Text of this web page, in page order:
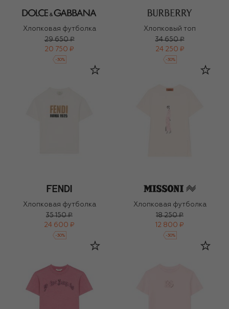
Хлопковая футболка
29 650 ₽
20 750 ₽
-30%
Хлопковый топ
34 650 ₽
24 250 ₽
-30%
Хлопковая футболка
35 150 ₽
24 600 ₽
-30%
Хлопковая футболка
18 250 ₽
12 800 ₽
-30%